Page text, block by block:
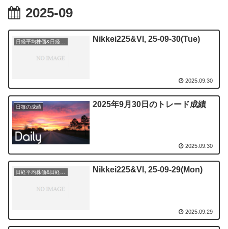
2025-09
Nikkei225&VI, 25-09-30(Tue)
2025.09.30
日毎の成績 2025年9月30日のトレード成績
2025.09.30
日経平均株価&日経平均ボラティリティー・インデックス Nikkei225&VI, 25-09-29(Mon)
2025.09.29